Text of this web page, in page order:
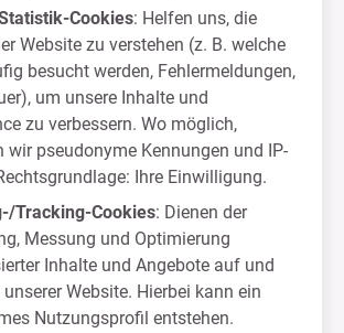
Cookies: Helfen uns, die
Website zu verstehen (z. B. welche
besucht werden, Fehlermeldungen,
um unsere Inhalte und
zu verbessern. Wo möglich,
wir pseudonyme Kennungen und IP-
Ihre Einwilligung.
Tracking-Cookies: Dienen der
Messung und Optimierung
Inhalte und Angebote auf und
Website. Hierbei kann ein
Nutzungsprofil entstehen.